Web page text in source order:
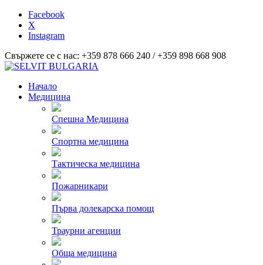
Facebook
X
Instagram
Свържете се с нас: +359 878 666 240 / +359 898 668 908
Начало
Медицина
Спешна Медицина
Спортна медицина
Тактическа медицина
Пожарникари
Първа долекарска помощ
Траурни агенции
Обща медицина